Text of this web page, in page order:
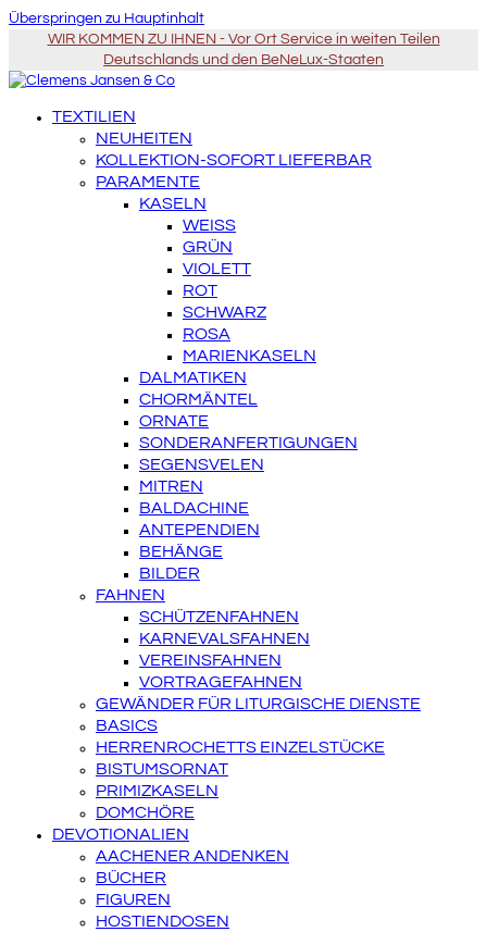
Überspringen zu Hauptinhalt
WIR KOMMEN ZU IHNEN - Vor Ort Service in weiten Teilen
Deutschlands und den BeNeLux-Staaten
TEXTILIEN
NEUHEITEN
KOLLEKTION-SOFORT LIEFERBAR
PARAMENTE
KASELN
WEISS
GRÜN
VIOLETT
ROT
SCHWARZ
ROSA
MARIENKASELN
DALMATIKEN
CHORMÄNTEL
ORNATE
SONDERANFERTIGUNGEN
SEGENSVELEN
MITREN
BALDACHINE
ANTEPENDIEN
BEHÄNGE
BILDER
FAHNEN
SCHÜTZENFAHNEN
KARNEVALSFAHNEN
VEREINSFAHNEN
VORTRAGEFAHNEN
GEWÄNDER FÜR LITURGISCHE DIENSTE
BASICS
HERRENROCHETTS EINZELSTÜCKE
BISTUMSORNAT
PRIMIZKASELN
DOMCHÖRE
DEVOTIONALIEN
AACHENER ANDENKEN
BÜCHER
FIGUREN
HOSTIENDOSEN